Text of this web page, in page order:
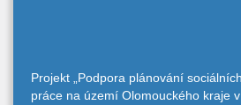
Projekt „Podpora plánování
práce na území Olomouckého kraje